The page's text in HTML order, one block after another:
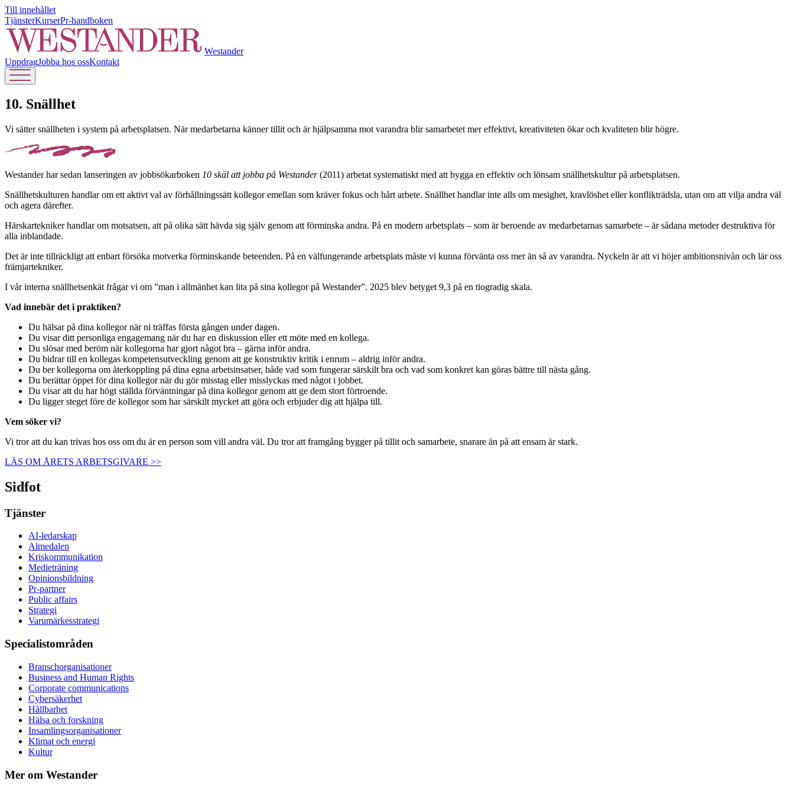
Till innehållet
TjänsterKurserPr-handboken
Westander
UppdragJobba hos ossKontakt
10. Snällhet
Vi sätter snällheten i system på arbetsplatsen. När medarbetarna känner tillit och är hjälpsamma mot varandra blir samarbetet mer effektivt, kreativiteten ökar och kvaliteten blir högre.
Westander har sedan lanseringen av jobbsökarboken 10 skäl att jobba på Westander(2011) arbetat systematiskt med att bygga en effektiv och lönsam snällhetskultur på arbetsplatsen.
Snällhetskulturen handlar om ett aktivt val av förhållningssätt kollegor emellan som kräver fokus och hårt arbete. Snällhet handlar inte alls om mesighet, kravlöshet eller konflikträdsla, utan om att vilja andra väl
och agera därefter.
Härskartekniker handlar om motsatsen, att på olika sätt hävda sig själv genom att förminska andra. På en modern arbetsplats – som är beroende av medarbetarnas samarbete – är sådana metoder destruktiva för
alla inblandade.
Det är inte tillräckligt att enbart försöka motverka förminskande beteenden. På en välfungerande arbetsplats måste vi kunna förvänta oss mer än så av varandra. Nyckeln är att vi höjer ambitionsnivån och lär oss
främjartekniker.
I vår interna snällhetsenkät frågar vi om ”man i allmänhet kan lita på sina kollegor på Westander”. 2025 blev betyget 9,3 på en tiogradig skala.
Vad innebär det i praktiken?
Du hälsar på dina kollegor när ni träffas första gången under dagen.
Du visar ditt personliga engagemang när du har en diskussion eller ett möte med en kollega.
Du slösar med beröm när kollegorna har gjort något bra – gärna inför andra.
Du bidrar till en kollegas kompetensutveckling genom att ge konstruktiv kritik i enrum – aldrig inför andra.
Du ber kollegorna om återkoppling på dina egna arbetsinsatser, både vad som fungerar särskilt bra och vad som konkret kan göras bättre till nästa gång.
Du berättar öppet för dina kollegor när du gör misstag eller misslyckas med något i jobbet.
Du visar att du har högt ställda förväntningar på dina kollegor genom att ge dem stort förtroende.
Du ligger steget före de kollegor som har särskilt mycket att göra och erbjuder dig att hjälpa till.
Vem söker vi?
Vi tror att du kan trivas hos oss om du är en person som vill andra väl. Du tror att framgång bygger på tillit och samarbete, snarare än på att ensam är stark.
LÄS OM ÅRETS ARBETSGIVARE >>
Sidfot
Tjänster
AI-ledarskap
Almedalen
Kris­kommunikation
Medieträning
Opinionsbildning
Pr-partner
Public affairs
Strategi
Varumärkesstrategi
Specialistområden
Branschorganisationer
Business and Human Rights
Corporate communications
Cybersäkerhet
Hållbarhet
Hälsa och forskning
Insamlingsorganisationer
Klimat och energi
Kultur
Mer om Westander